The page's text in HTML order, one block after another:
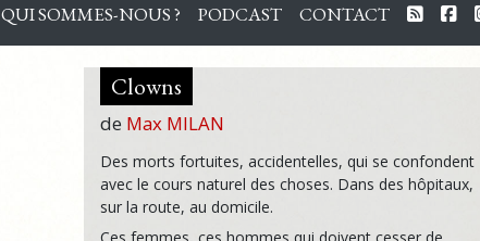
QUI SOMMES-NOUS ? PODCAST CONTACT
Clowns
de Max MILAN
Des morts fortuites, accidentelles, qui se confondent
avec le cours naturel des choses. Dans des hôpitaux,
sur la route, au domicile.
Ces femmes, ces hommes qui doivent cesser de